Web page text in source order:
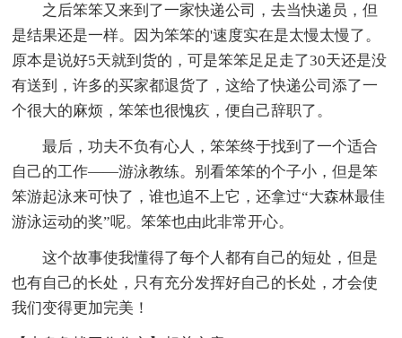
之后笨笨又来到了一家快递公司，去当快递员，但
是结果还是一样。因为笨笨的'速度实在是太慢太慢了。
原本是说好5天就到货的，可是笨笨足足走了30天还是没
有送到，许多的买家都退货了，这给了快递公司添了一
个很大的麻烦，笨笨也很愧疚，便自己辞职了。
最后，功夫不负有心人，笨笨终于找到了一个适合
自己的工作——游泳教练。别看笨笨的个子小，但是笨
笨游起泳来可快了，谁也追不上它，还拿过“大森林最佳
游泳运动的奖”呢。笨笨也由此非常开心。
这个故事使我懂得了每个人都有自己的短处，但是
也有自己的长处，只有充分发挥好自己的长处，才会使
我们变得更加完美！